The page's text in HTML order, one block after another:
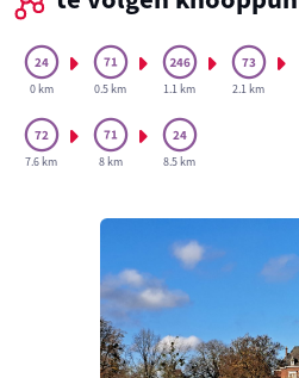
0 km 0.5 km 1.1 km 2.1 km
7.6 km 8 km 8.5 km